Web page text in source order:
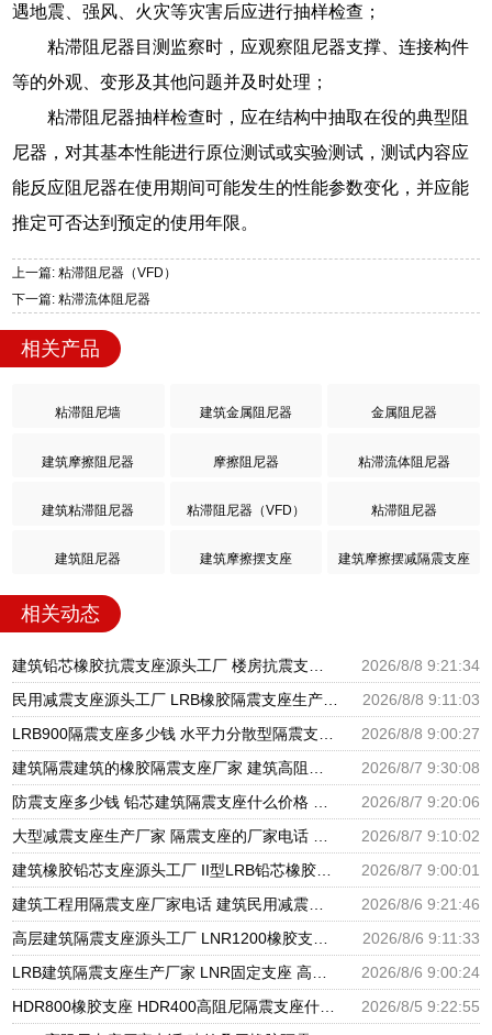
遇地震、强风、火灾等灾害后应进行抽样检查；
粘滞阻尼器目测监察时，应观察阻尼器支撑、连接构件
等的外观、变形及其他问题并及时处理；
粘滞阻尼器抽样检查时，应在结构中抽取在役的典型阻
尼器，对其基本性能进行原位测试或实验测试，测试内容应
能反应阻尼器在使用期间可能发生的性能参数变化，并应能
推定可否达到预定的使用年限。
上一篇: 粘滞阻尼器（VFD）
下一篇: 粘滞流体阻尼器
相关产品
粘滞阻尼墙 建筑金属阻尼器 金属阻尼器
建筑摩擦阻尼器 摩擦阻尼器 粘滞流体阻尼器
建筑粘滞阻尼器 粘滞阻尼器（VFD） 粘滞阻尼器
建筑阻尼器 建筑摩擦摆支座 建筑摩擦摆减隔震支座
相关动态
建筑铅芯橡胶抗震支座源头工厂 楼房抗震支座厂家电话 建筑隔震支座III型源头工厂
2026/8/8 9:21:34
民用减震支座源头工厂 LRB橡胶隔震支座生产厂家 LNR水平分散型橡胶隔震支座源头工厂
2026/8/8 9:11:03
LRB900隔震支座多少钱 水平力分散型隔震支座多少钱 建筑减震隔震支座厂商
2026/8/8 9:00:27
建筑隔震建筑的橡胶隔震支座厂家 建筑高阻尼抗震支座厂家 隔震支座LNR700源头工厂
2026/8/7 9:30:08
防震支座多少钱 铅芯建筑隔震支座什么价格 HDR600支座
2026/8/7 9:20:06
大型减震支座生产厂家 隔震支座的厂家电话 建筑橡胶隔震支座LNR厂家
2026/8/7 9:10:02
建筑橡胶铅芯支座源头工厂 II型LRB铅芯橡胶隔震支座厂家 LNR1300隔震支座厂家
2026/8/7 9:00:01
建筑工程用隔震支座厂家电话 建筑民用减震支座厂家 建筑圆形铅芯橡胶隔震支座厂家
2026/8/6 9:21:46
高层建筑隔震支座源头工厂 LNR1200橡胶支座厂家电话 LNR600支座什么价格
2026/8/6 9:11:33
LRB建筑隔震支座生产厂家 LNR固定支座 高阻尼橡胶支座什么价格
2026/8/6 9:00:24
HDR800橡胶支座 HDR400高阻尼隔震支座什么价格 LRB1500隔震支座
2026/8/5 9:22:55